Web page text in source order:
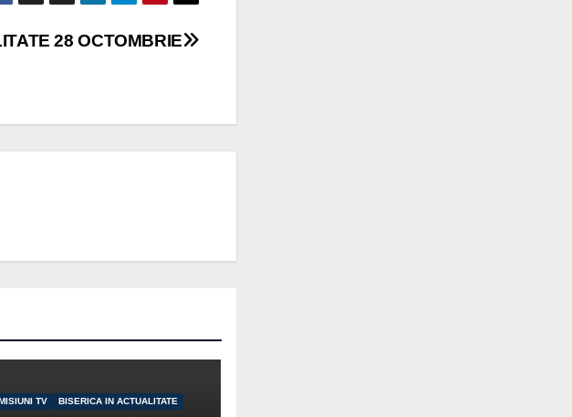
28 OCTOMBRIE
TV BISERICA IN ACTUALITATE